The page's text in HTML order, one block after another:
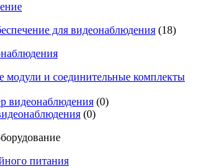
для видеонаблюдения (18)
модули и соединительные комплекты
видеонаблюдения (0)
(0)
питания